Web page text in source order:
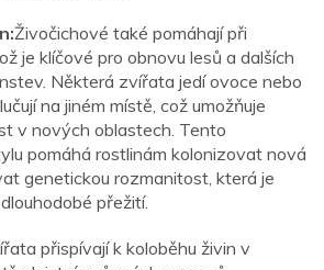
Živočichové také pomáhají při
je klíčové pro obnovu lesů a dalších
Některá zvířata jedí ovoce nebo
na jiném místě, což umožňuje
v nových oblastech. Tento
pomáhá rostlinám kolonizovat nová
genetickou rozmanitost, která je
přežití.
přispívají k koloběhu živin v